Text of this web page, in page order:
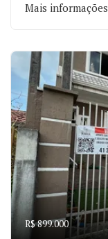
Mais informações
R$ 899.000